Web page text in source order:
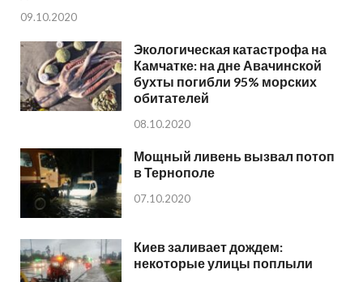
09.10.2020
Экологическая катастрофа на
Камчатке: на дне Авачинской
бухты погибли 95% морских
обитателей
08.10.2020
Мощный ливень вызвал потоп
в Тернополе
07.10.2020
Киев заливает дождем:
некоторые улицы поплыли